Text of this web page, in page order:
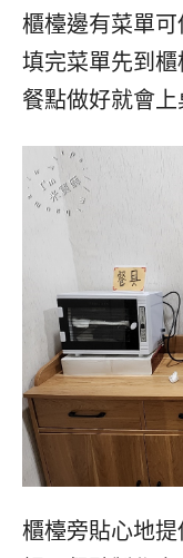
櫃檯邊有菜單可
填完菜單先到
餐點做好就會上
櫃檯旁貼心地